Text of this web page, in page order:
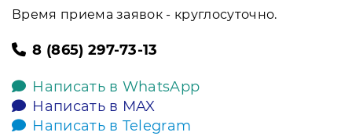
Время приема заявок - круглосуточно.
8 (865) 297-73-13
Написать в WhatsApp
Написать в MAX
Написать в Telegram